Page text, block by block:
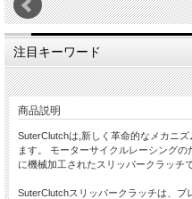
注目キーワード
商品説明
SuterClutchは,新しく革命的なメカニ
ます。 モーターサイクルレーシング
に機械加工されたスリッパークラッチで
SuterClutchスリッパークラッチは、ブ